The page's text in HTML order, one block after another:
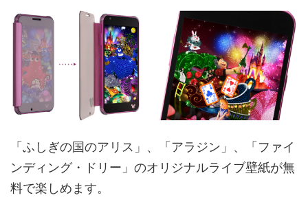
「ふしぎの国のアリス」、「アラジン」、「ファイ
ンディング・ドリー」のオリジナルライブ壁紙が無
料で楽しめます。